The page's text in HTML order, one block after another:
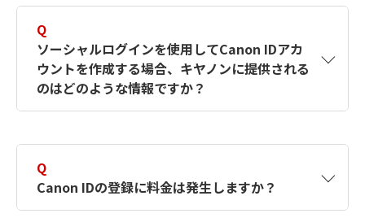
す。詳しい作成方法は【カメラ】Canon IDとは
何ですか？Canon IDの作成方法は？をご確認く
ださい。
Q
ソーシャルログインを使用してCanon IDアカ
ウントを作成する場合、キヤノンに提供される
のはどのような情報ですか？
択したサービスから取得します。アカウントを
簡単に作成できるように、この情報を使用して
Canon IDの登録フォームを入力します。
Q
Canon IDの登録に料金は発生しますか？